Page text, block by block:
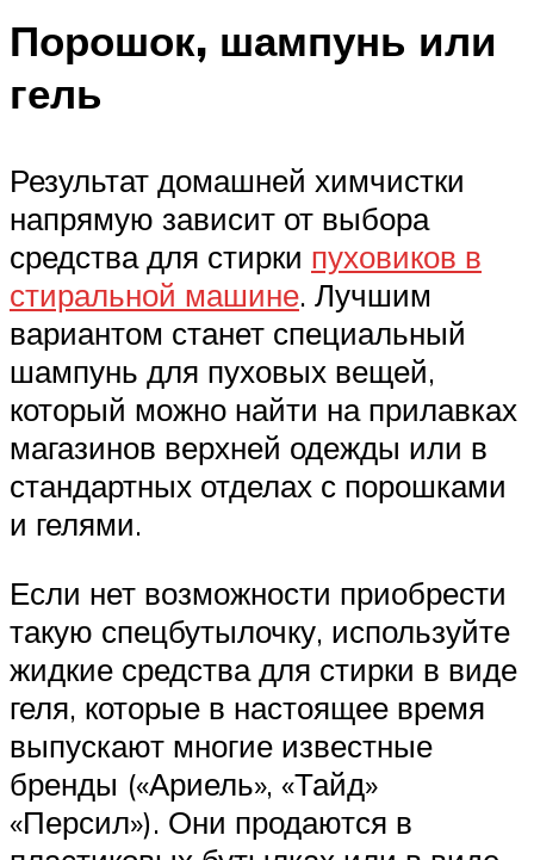
Порошок, шампунь или
гель
Результат домашней химчистки
напрямую зависит от выбора
средства для стирки пуховиков в
стиральной машине. Лучшим
вариантом станет специальный
шампунь для пуховых вещей,
который можно найти на прилавках
магазинов верхней одежды или в
стандартных отделах с порошками
и гелями.
Если нет возможности приобрести
такую спецбутылочку, используйте
жидкие средства для стирки в виде
геля, которые в настоящее время
выпускают многие известные
бренды («Ариель», «Тайд»
«Персил»). Они продаются в